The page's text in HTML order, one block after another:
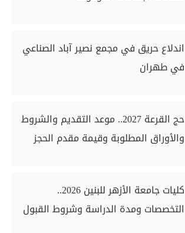
اندلاع حريق في مجمع نصير آباد الصناعي
في طهران
حج القرعة 2027.. موعد التقديم والشروط
والأوراق المطلوبة وقيمة مقدم الحجز
كليات جامعة الأزهر للبنين 2026..
التخصصات ومدة الدراسة وشروط القبول